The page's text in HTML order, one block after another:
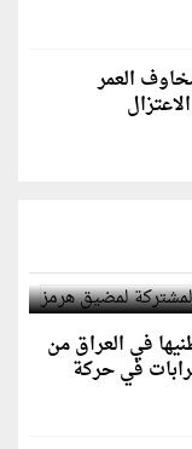
العمر
المشتركة
في العراق من
في حركة